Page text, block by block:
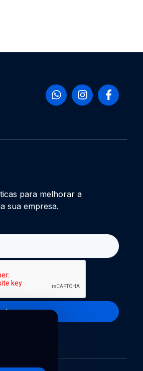
para melhorar a
sua empresa.
Inscreva-se